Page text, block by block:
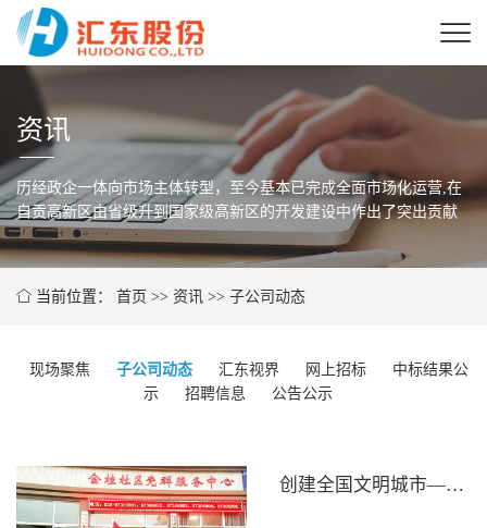
资讯
历经政企一体向市场主体转型，至今基本已完成全面市场化运营,在
自贡高新区由省级升到国家级高新区的开发建设中作出了突出贡献
当前位置： 首页 >> 资讯 >> 子公司动态
现场聚焦 子公司动态 汇东视界 网上招标
中标结果公
示
招聘信息 公告公示
创建全国文明城市——汇东股份在行动